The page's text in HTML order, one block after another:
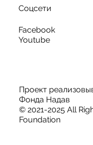
Проект
Фонда Надав
© 2021-2025 All
Foundation
Соцсети
Facebook
Youtube